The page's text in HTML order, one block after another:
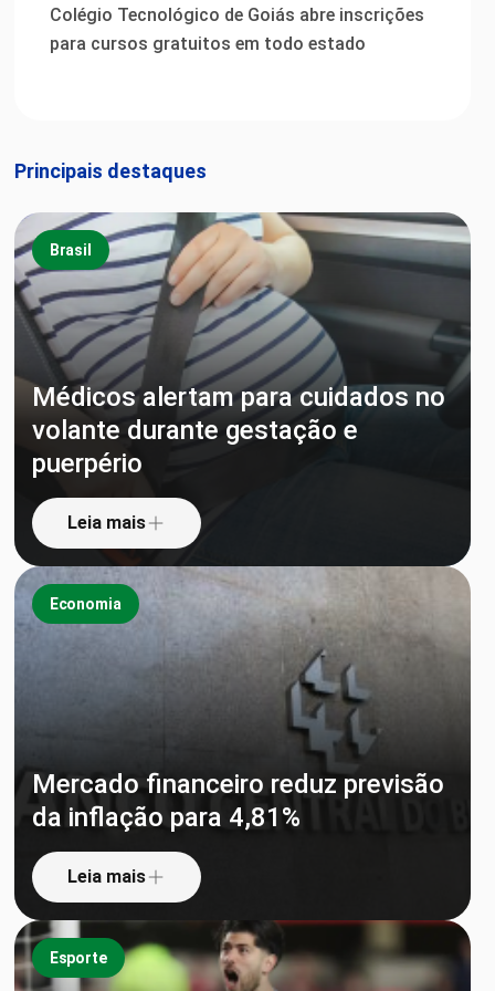
Colégio Tecnológico de Goiás abre inscrições
para cursos gratuitos em todo estado
Principais destaques
Brasil
Médicos alertam para cuidados no
volante durante gestação e
puerpério
Leia mais
Economia
Mercado financeiro reduz previsão
da inflação para 4,81%
Leia mais
Esporte